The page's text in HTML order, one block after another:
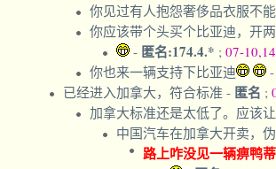
你见过有人抱怨奢侈品衣服不
你应该带个头买个比亚迪，开两
- 匿名:174.4.* ; 07-
你也来一辆支持下比亚迪
-
已经进入加拿大，符合标准 - 匿名 ;
加拿大标准还是太低了。应该
中国汽车在加拿大开卖，
路上咋没见一辆痹鸭蒂